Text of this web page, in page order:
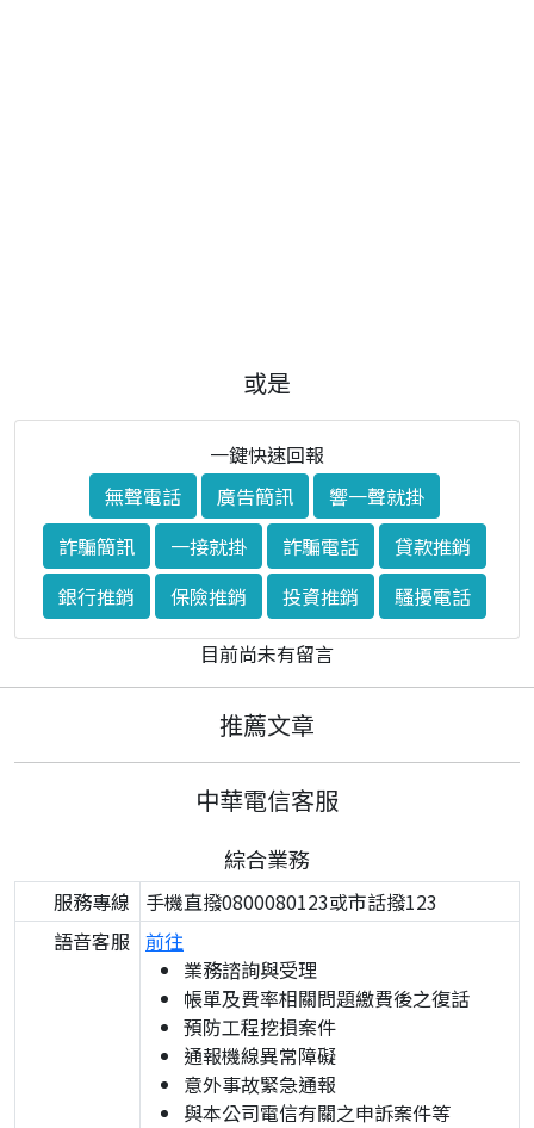
或是
一鍵快速回報
無聲電話
廣告簡訊
響一聲就掛
詐騙簡訊
一接就掛 詐騙電話
貸款推銷
銀行推銷
保險推銷 投資推銷
騷擾電話
目前尚未有留言
推薦文章
中華電信客服
綜合業務
服務專線
手機直撥0800080123或市話撥123
語音客服 前往
業務諮詢與受理
帳單及費率相關問題繳費後之復話
預防工程挖損案件
通報機線異常障礙
意外事故緊急通報
與本公司電信有關之申訴案件等